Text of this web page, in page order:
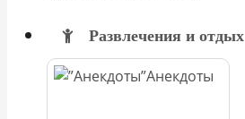
Развлечения и отдых
Анекдоты